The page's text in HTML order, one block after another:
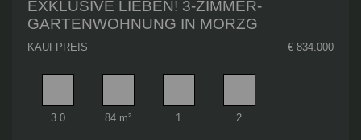
EXKLUSIVE LIEBEN! 3-ZIMMER-
GARTENWOHNUNG IN MORZG
KAUFPREIS € 834.000
Zimmer
3.0
Wohnfläche
84 m²
Badezimmer
1
Schlafzimmer
2